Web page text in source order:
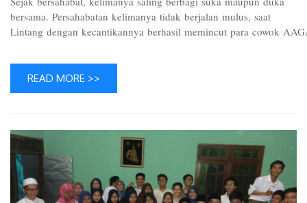
bersama. Persahabatan kelimanya tidak berjalan mulus, saat
Lintang dengan kecantikannya berhasil memincut para cowok
READ MORE >>